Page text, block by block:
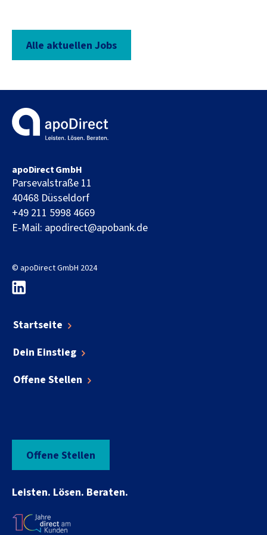
Alle aktuellen Jobs
apoDirect GmbH
Parsevalstraße 11
40468 Düsseldorf
+49 211 5998 4669
E-Mail: apodirect@apobank.de
Startseite
Dein Einstieg
Offene Stellen
Leisten. Lösen. Beraten.
Offene Stellen
© apoDirect GmbH 2024